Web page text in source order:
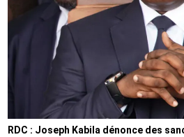
RDC : Joseph Kabila dénonce des